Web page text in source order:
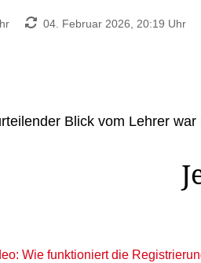
04. Februar 2026, 20:19 Uhr
Blick vom Lehrer
Wie funktioniert die